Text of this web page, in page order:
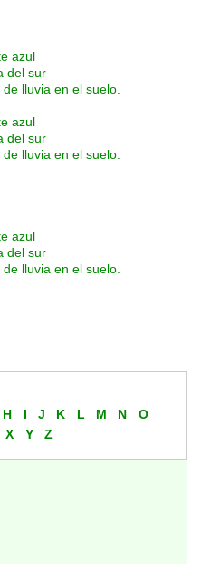
azul
del sur
lluvia en el suelo.
azul
del sur
lluvia en el suelo.
azul
del sur
lluvia en el suelo.
H I J K L M N
O
X Y Z